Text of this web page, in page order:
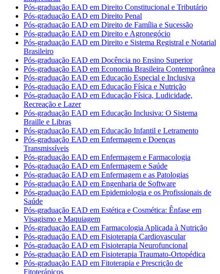
Pós-graduação EAD em Direito Constitucional e Tributário
Pós-graduação EAD em Direito Penal
Pós-graduação EAD em Direito de Família e Sucessão
Pós-graduação EAD em Direito e Agronegócio
Pós-graduação EAD em Direito e Sistema Registral e Notarial
Brasileiro
Pós-graduação EAD em Docência no Ensino Superior
Pós-graduação EAD em Economia Brasileira Contemporânea
Pós-graduação EAD em Educação Especial e Inclusiva
Pós-graduação EAD em Educação Física e Nutrição
Pós-graduação EAD em Educação Física, Ludicidade,
Recreação e Lazer
Pós-graduação EAD em Educação Inclusiva: O Sistema
Braille e Libras
Pós-graduação EAD em Educação Infantil e Letramento
Pós-graduação EAD em Enfermagem e Doenças
Transmissíveis
Pós-graduação EAD em Enfermagem e Farmacologia
Pós-graduação EAD em Enfermagem e Saúde
Pós-graduação EAD em Enfermagem e as Patologias
Pós-graduação EAD em Engenharia de Software
Pós-graduação EAD em Epidemiologia e os Profissionais de
Saúde
Pós-graduação EAD em Estética e Cosmética: Ênfase em
Visagismo e Maquiagem
Pós-graduação EAD em Farmacologia Aplicada à Nutrição
Pós-graduação EAD em Fisioterapia Cardiovascular
Pós-graduação EAD em Fisioterapia Neurofuncional
Pós-graduação EAD em Fisioterapia Traumato-Ortopédica
Pós-graduação EAD em Fitoterapia e Prescrição de
Fitoterápicos